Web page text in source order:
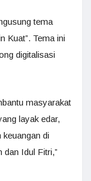
tema
Kuat”. Tema ini
digitalisasi
masyarakat
layak edar,
di
dan Idul Fitri,”